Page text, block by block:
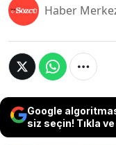
Haber
Google
siz seçin! Tıkla